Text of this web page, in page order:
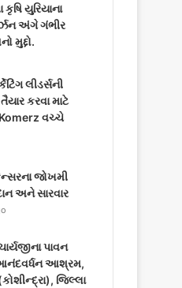
કૃષિ યુરિયાના
અંગે ગંભીર
મુદ્દો.
લીડર્સની
કરવા માટે
વચ્ચે
જોખમી
અને સારવાર
પાવન
આનંદવર્ધન આશ્રમ,
જિલ્લા